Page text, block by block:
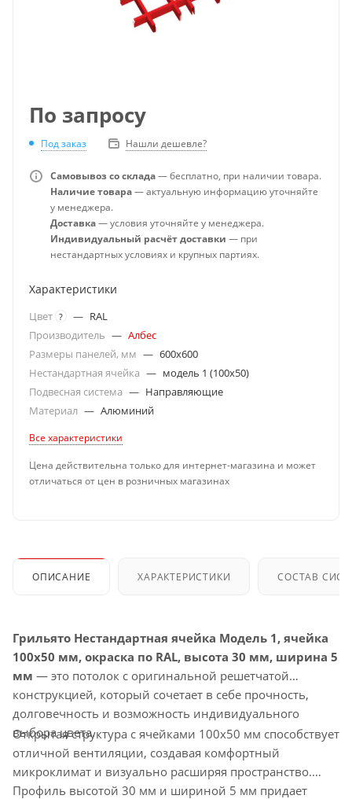
По запросу
Под заказ Нашли дешевле?
Самовывоз со склада— бесплатно, при наличии товара.
Наличие товара— актуальную информацию уточняйте
у менеджера.
Доставка— условия уточняйте у менеджера.
Индивидуальный расчёт доставки — при
нестандартных условиях и крупных партиях.
Характеристики
Цвет ? — RAL
Производитель — Албес
Размеры панелей, мм — 600x600
Нестандартная ячейка — модель 1 (100х50)
Подвесная система — Направляющие
Материал — Алюминий
Все характеристики
Цена действительна только для интернет-магазина и может
отличаться от цен в розничных магазинах
ОПИСАНИЕ ХАРАКТЕРИСТИКИ СОСТАВ
Грильято Нестандартная ячейка Модель 1, ячейка
100х50 мм, окраска по RAL, высота 30 мм, ширина 5
мм — это потолок с оригинальной решетчатой
конструкцией, который сочетает в себе прочность,
долговечность и возможность индивидуального
выбора цвета.
Открытая структура с ячейками 100х50 мм способствует
отличной вентиляции, создавая комфортный
микроклимат и визуально расширяя пространство.
Профиль высотой 30 мм и шириной 5 мм придает